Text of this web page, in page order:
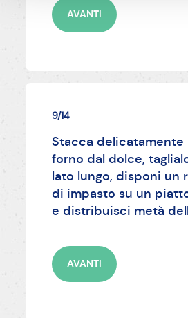
AVANTI
9/14
Stacca delicatamente
forno dal dolce,
lato lungo, disponi un
di impasto su un
e distribuisci metà
AVANTI